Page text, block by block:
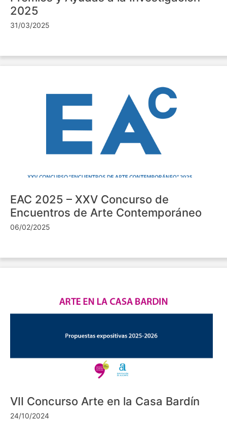
2025
31/03/2025
EAC 2025 – XXV Concurso de
Encuentros de Arte Contemporáneo
06/02/2025
VII Concurso Arte en la Casa Bardín
24/10/2024